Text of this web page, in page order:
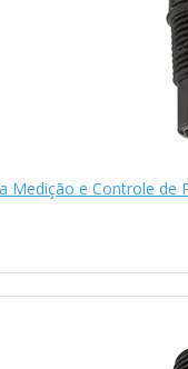
Medição e Controle de